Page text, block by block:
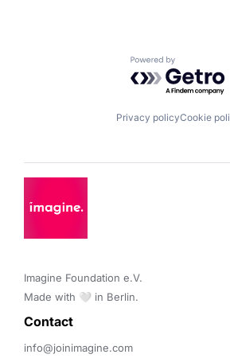
Powered by
Privacy policyCookie
Imagine Foundation e.V.
Made with 🤍 in Berlin.
Contact
info@joinimagine.com